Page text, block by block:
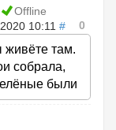
Offline
10:11 # 0
живёте там.
собрала,
были